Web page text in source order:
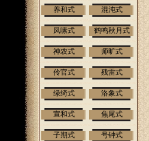
养和式 混沌式
凤嗉式 鹤鸣秋月式
神农式 师旷式
伶官式 残雷式
绿绮式 洛象式
宣和式 焦尾式
子期式 号钟式